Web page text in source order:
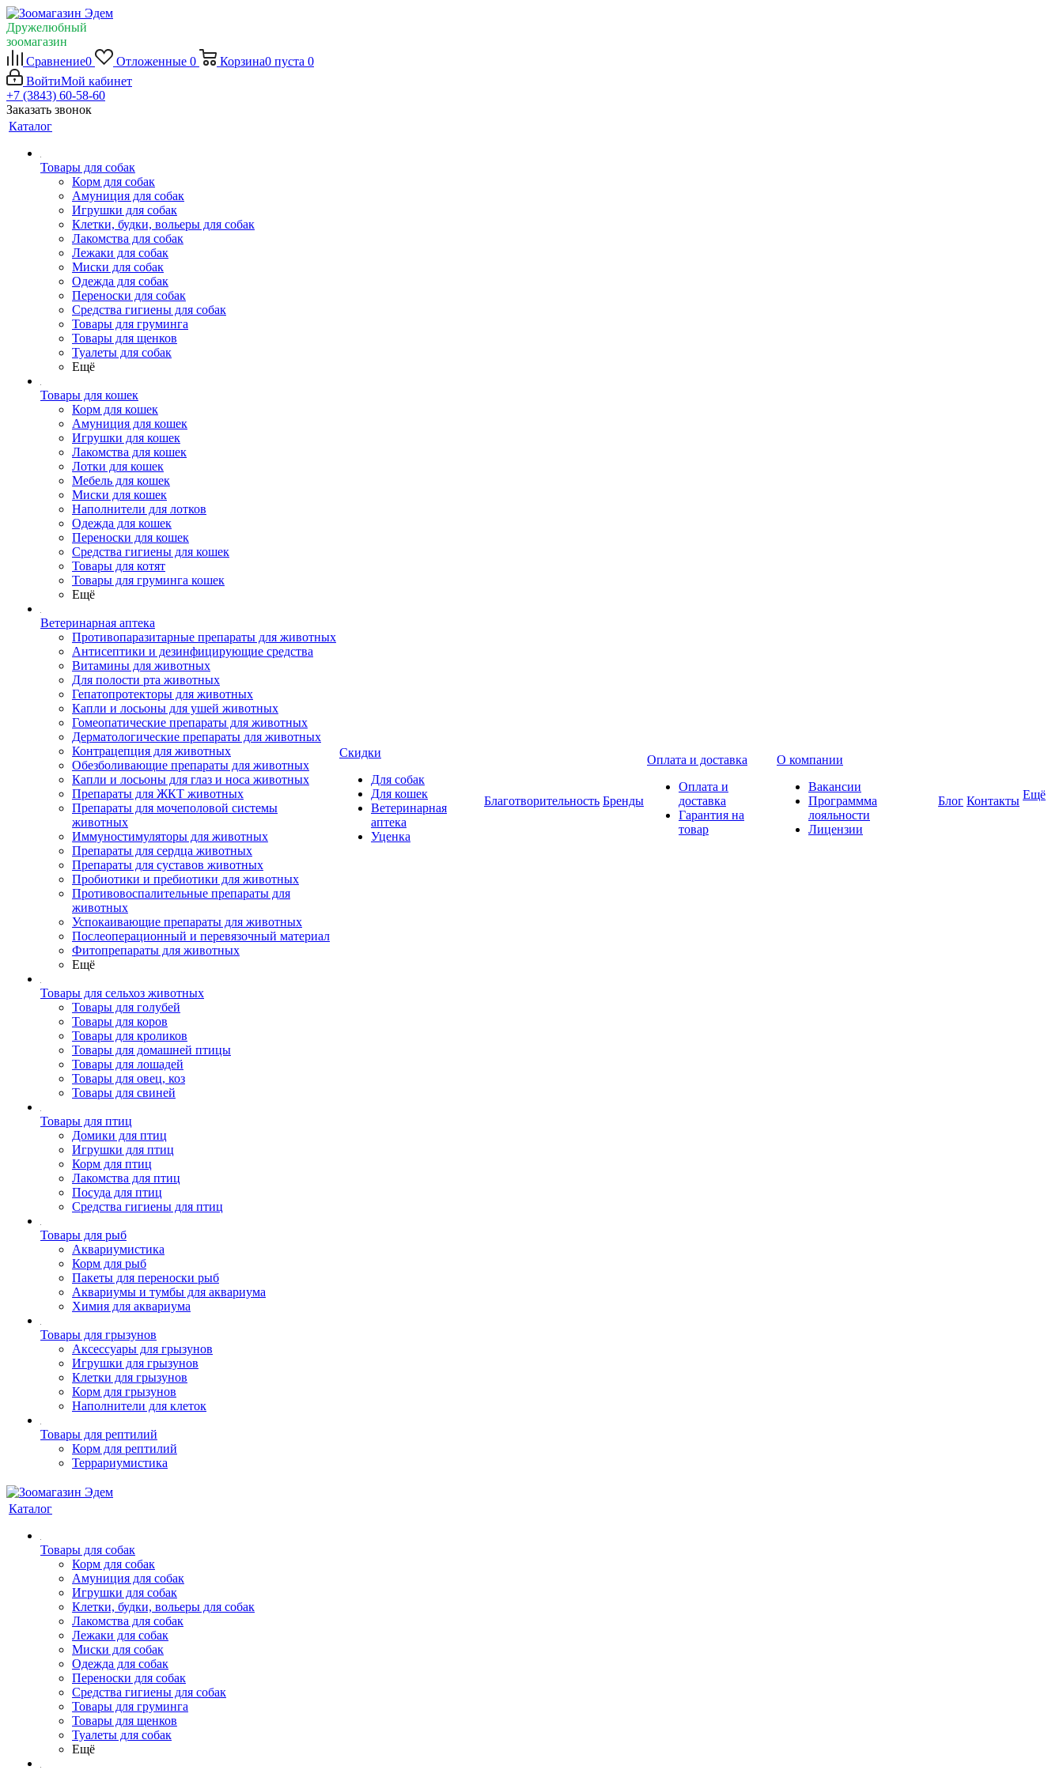
Дружелюбный
зоомагазин
Сравнение0 Отложенные 0 Корзина0 пуста 0
ВойтиМой кабинет
+7 (3843) 60-58-60
Заказать звонок
Каталог
Товары для собак
Корм для собак
Амуниция для собак
Игрушки для собак
Клетки, будки, вольеры для собак
Лакомства для собак
Лежаки для собак
Миски для собак
Одежда для собак
Переноски для собак
Средства гигиены для собак
Товары для груминга
Товары для щенков
Туалеты для собак
Ещё
Товары для кошек
Корм для кошек
Амуниция для кошек
Игрушки для кошек
Лакомства для кошек
Лотки для кошек
Мебель для кошек
Миски для кошек
Наполнители для лотков
Одежда для кошек
Переноски для кошек
Средства гигиены для кошек
Товары для котят
Товары для груминга кошек
Ещё
Ветеринарная аптека
Противопаразитарные препараты для животных
Антисептики и дезинфицирующие средства
Витамины для животных
Для полости рта животных
Гепатопротекторы для животных
Капли и лосьоны для ушей животных
Гомеопатические препараты для животных
Дерматологические препараты для животных
Контрацепция для животных
Обезболивающие препараты для животных
Капли и лосьоны для глаз и носа животных
Препараты для ЖКТ животных
Препараты для мочеполовой системы
животных
Иммуностимуляторы для животных
Препараты для сердца животных
Препараты для суставов животных
Пробиотики и пребиотики для животных
Противовоспалительные препараты для
животных
Успокаивающие препараты для животных
Послеоперационный и перевязочный материал
Фитопрепараты для животных
Ещё
Товары для сельхоз животных
Товары для голубей
Товары для коров
Товары для кроликов
Товары для домашней птицы
Товары для лошадей
Товары для овец, коз
Товары для свиней
Товары для птиц
Домики для птиц
Игрушки для птиц
Корм для птиц
Лакомства для птиц
Посуда для птиц
Средства гигиены для птиц
Товары для рыб
Аквариумистика
Корм для рыб
Пакеты для переноски рыб
Аквариумы и тумбы для аквариума
Химия для аквариума
Товары для грызунов
Аксессуары для грызунов
Игрушки для грызунов
Клетки для грызунов
Корм для грызунов
Наполнители для клеток
Товары для рептилий
Корм для рептилий
Террариумистика
Скидки
Для собак
Для кошек
Ветеринарная
аптека
Уценка
Благотворительность Бренды
Оплата и доставка
Оплата и
доставка
Гарантия на
товар
О компании
Вакансии
Программма
лояльности
Лицензии
Блог Контакты Ещё
Каталог
Товары для собак
Корм для собак
Амуниция для собак
Игрушки для собак
Клетки, будки, вольеры для собак
Лакомства для собак
Лежаки для собак
Миски для собак
Одежда для собак
Переноски для собак
Средства гигиены для собак
Товары для груминга
Товары для щенков
Туалеты для собак
Ещё